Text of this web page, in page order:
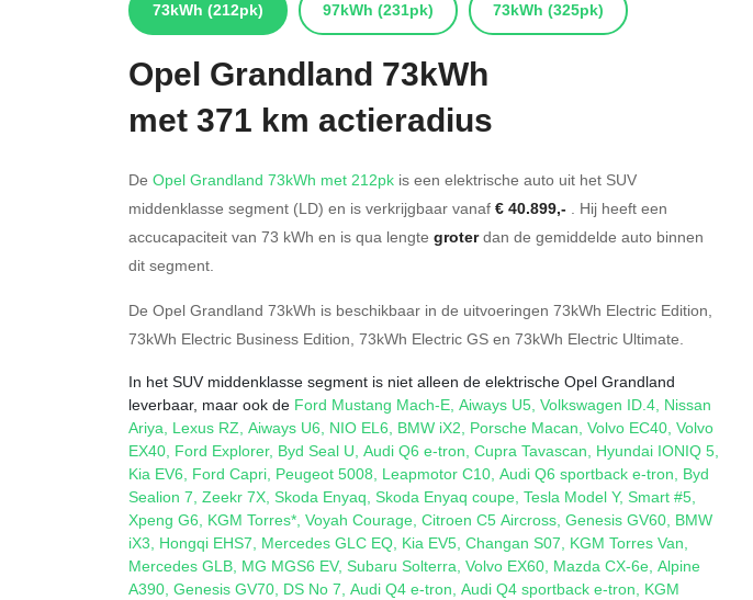
73kWh (212pk) 97kWh (231pk) 73kWh (325pk)
Opel Grandland 73kWh
met 371 km actieradius
De Opel Grandland 73kWh met 212pk is een elektrische auto uit het SUV
middenklasse segment (LD) en is verkrijgbaar vanaf € 40.899,- . Hij heeft een
accucapaciteit van 73 kWh en is qua lengte groterdan de gemiddelde auto binnen
dit segment.
De Opel Grandland 73kWh is beschikbaar in de uitvoeringen 73kWh Electric Edition,
73kWh Electric Business Edition, 73kWh Electric GS en 73kWh Electric Ultimate.
In het SUV middenklasse segment is niet alleen de elektrische Opel Grandland
leverbaar, maar ook de Ford Mustang Mach-E, Aiways U5, Volkswagen ID.4, Nissan
Ariya, Lexus RZ, Aiways U6, NIO EL6, BMW iX2, Porsche Macan, Volvo EC40, Volvo
EX40, Ford Explorer, Byd Seal U, Audi Q6 e-tron, Cupra Tavascan, Hyundai IONIQ 5,
Kia EV6, Ford Capri, Peugeot 5008, Leapmotor C10, Audi Q6 sportback e-tron, Byd
Sealion 7, Zeekr 7X, Skoda Enyaq, Skoda Enyaq coupe, Tesla Model Y, Smart #5,
Xpeng G6, KGM Torres*, Voyah Courage, Citroen C5 Aircross, Genesis GV60, BMW
iX3, Hongqi EHS7, Mercedes GLC EQ, Kia EV5, Changan S07, KGM Torres Van,
Mercedes GLB, MG MGS6 EV, Subaru Solterra, Volvo EX60, Mazda CX-6e, Alpine
A390, Genesis GV70, DS No 7, Audi Q4 e-tron, Audi Q4 sportback e-tron, KGM